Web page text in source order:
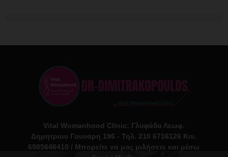
Vital Womanhood Clinic: Γλυφάδα Λεωφ.
Δημητριου Γουναρη 196 - Τηλ. 210 6716126 Κιν.
6985646410 / Μπορείτε να μας μιλήσετε και μέσω